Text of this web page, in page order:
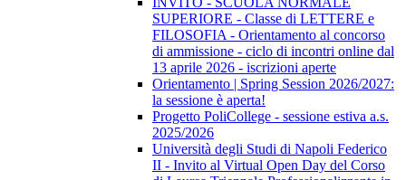
SUPERIORE - Classe di LETTERE e
FILOSOFIA - Orientamento al concorso
di ammissione - ciclo di incontri online dal
13 aprile 2026 - iscrizioni aperte
Orientamento | Spring Session 2026/2027:
la sessione è aperta!
Progetto PoliCollege - sessione estiva a.s.
2025/2026
Università degli Studi di Napoli Federico
II - Invito al Virtual Open Day del Corso